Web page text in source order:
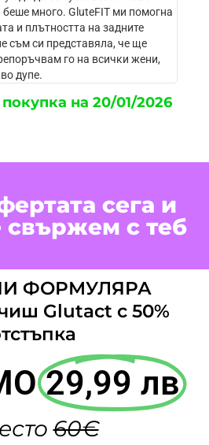
беше много. GluteFIT ми помогна
и плътността на задните
съм си представяла, че ще
го на всички жени,
дупе.
на 20/01/2026
сега и
с теб
ФОРМУЛЯРА
Glutact с 50%
29,99 лв
60€